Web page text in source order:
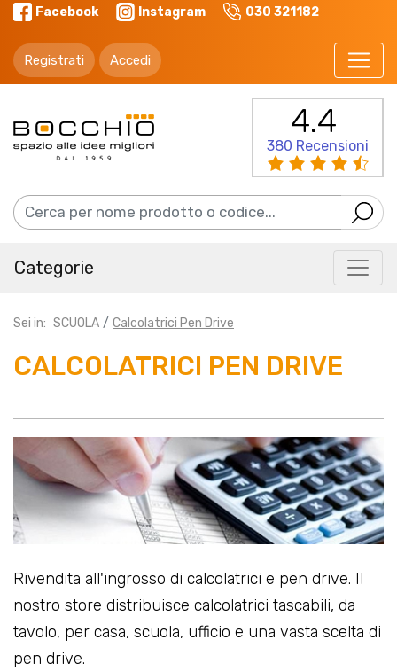
Facebook Instagram 030 321182
Registrati Accedi
4.4
380 Recensioni
Categorie
Sei in: SCUOLA Calcolatrici Pen Drive
CALCOLATRICI PEN DRIVE
Rivendita all'ingrosso di calcolatrici e pen drive. Il
nostro store distribuisce calcolatrici tascabili, da
tavolo, per casa, scuola, ufficio e una vasta scelta di
pen drive.